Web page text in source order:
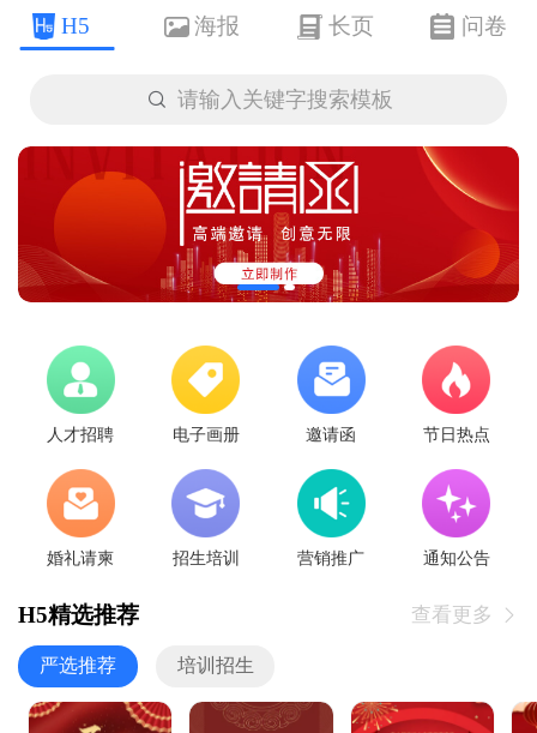
H5 海报 长页 问卷
 请输入关键字搜索模板
人才招聘 电子画册 邀请函 节日热点
婚礼请柬 招生培训 营销推广 通知公告
H5精选推荐 查看更多 
严选推荐 培训招生